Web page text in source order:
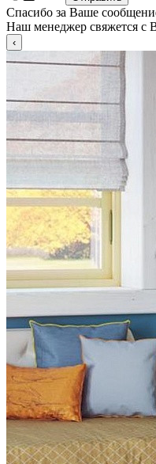
Спасибо за Ваше
Наш менеджер свяжется с